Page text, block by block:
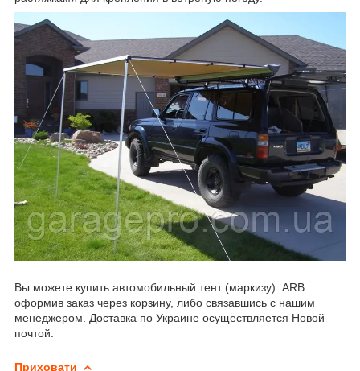
Вы можете купить автомобильный тент (маркизу) ARB
оформив заказ через корзину, либо связавшись с нашим
менеджером. Доставка по Украине осуществляется Новой
почтой.
Приховати